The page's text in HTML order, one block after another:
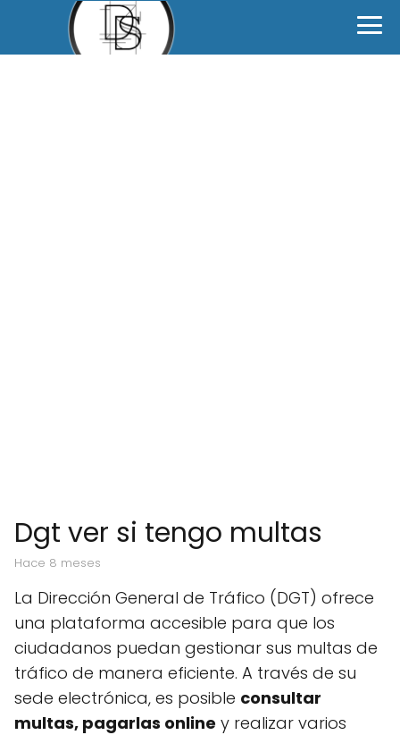
Dgt ver si tengo multas
hace 8 meses
La Dirección General de Tráfico (DGT) ofrece
una plataforma accesible para que los
ciudadanos puedan gestionar sus multas de
tráfico de manera eficiente. A través de su
sede electrónica, es posible consultar
multas, pagarlas online y realizar varios